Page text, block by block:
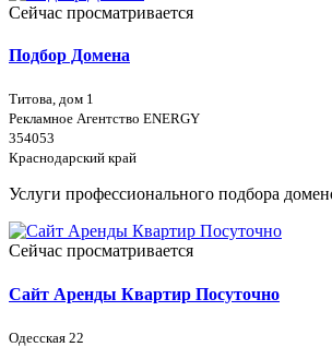
Сейчас просматривается
Подбор Домена
Титова, дом 1
Рекламное Агентство ENERGY
354053
Краснодарский край
Услуги профессионального подбора
Сейчас просматривается
Сайт Аренды Квартир Посуточно
Одесская 22